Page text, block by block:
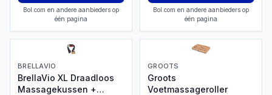
Bol.com en andere aanbieders op
één pagina
Bol.com en andere aanbieders op
één pagina
BRELLAVIO
BrellaVio XL Draadloos
Massagekussen +
GROOTS
Groots
Voetmassageroller